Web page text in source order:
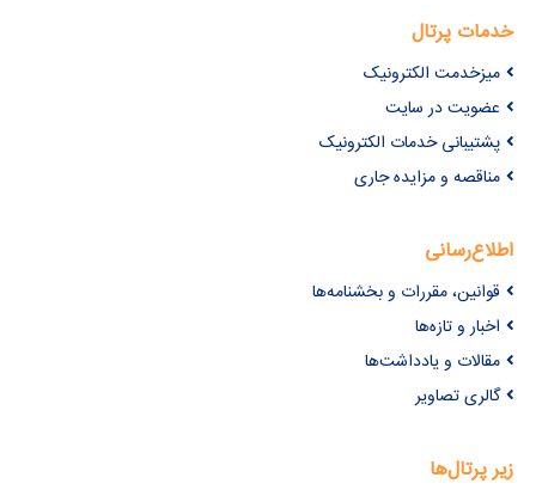
خدمات پرتال
میزخدمت الکترونیک
عضویت در سایت
پشتیبانی خدمات الکترونیک
مناقصه و مزایده جاری
اطلاع‌رسانی
قوانین، مقررات و بخشنامه‌ها
اخبار و تازه‌ها
مقالات و یادداشت‌ها
گالری تصاویر
زیر پرتال‌ها